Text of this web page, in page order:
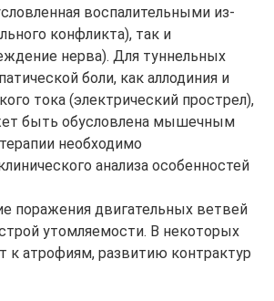
воспалительными из­
конфликта), так и
нерва). Для туннельных
боли, как аллодиния и
тока (электрический прострел),
быть обусловлена мышечным
необходимо
анализа особенностей
поражения двигательных ветвей
утомляемости. В некоторых
к атрофиям, развитию контрактур